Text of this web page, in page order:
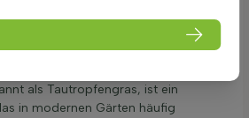
Sorten für moderne
als Tautropfengras, ist ein
in modernen Gärten häufig